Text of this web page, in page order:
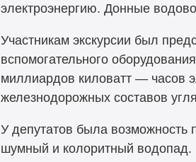
электроэнергию. Донные
Участникам экскурсии был
вспомогательного
миллиардов киловатт — часов
железнодорожных составов
У депутатов была возможность
шумный и колоритный водопад.